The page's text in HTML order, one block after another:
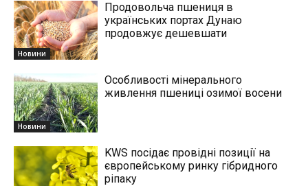
Новини
Продовольча пшениця в
українських портах Дунаю
продовжує дешевшати
Новини
Особливості мінерального
живлення пшениці озимої восени
KWS посідає провідні позиції на
європейському ринку гібридного
ріпаку